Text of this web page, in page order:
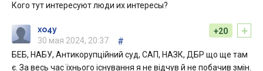
Кого тут интересуют люди их интересы?
+
+20
xo4y
30 мая 2024, 20:37
#
БЕБ, НАБУ, Антикорупційний суд, САП, НАЗК, ДБР що ще там
є. За весь час їхнього існування я не відчув й не побачив змін.